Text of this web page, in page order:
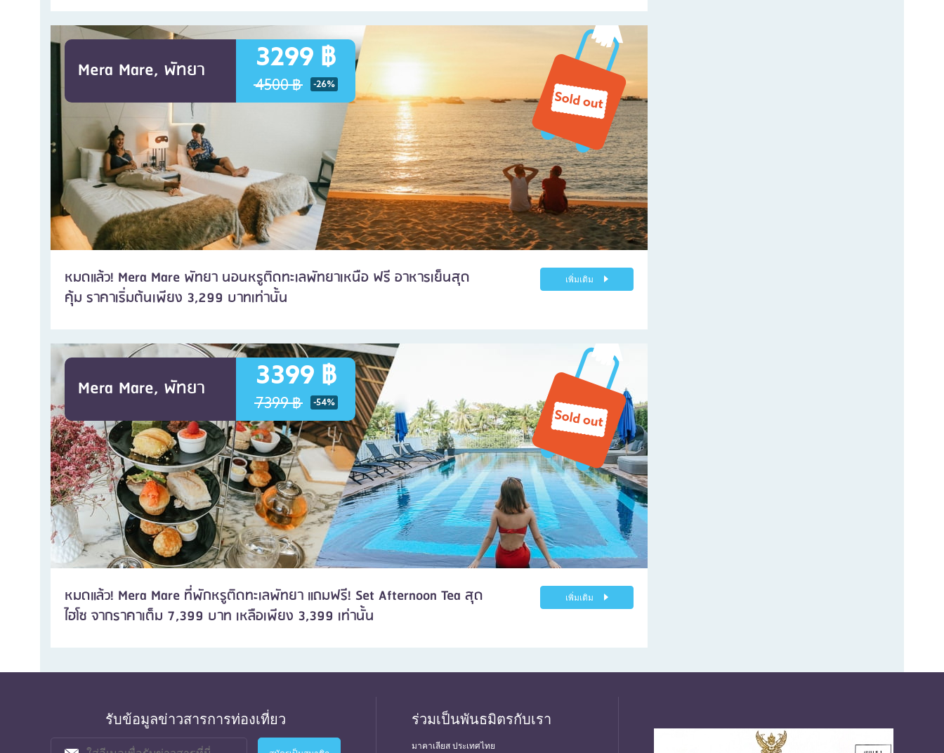
Mera Mare, พัทยา 3299 ฿
4500 ฿ -26%
หมดแล้ว! Mera Mare พัทยา นอนหรูติดทะเลพัทยาเหนือ ฟรี อาหารเย็นสุด
คุ้ม ราคาเริ่มต้นเพียง 3,299 บาทเท่านั้น
เพิ่มเติม
Mera Mare, พัทยา 3399 ฿
7399 ฿ -54%
หมดแล้ว! Mera Mare ที่พักหรูติดทะเลพัทยา แถมฟรี! Set Afternoon Tea สุด
ไฮโซ จากราคาเต็ม 7,399 บาท เหลือเพียง 3,399 เท่านั้น
เพิ่มเติม
รับข้อมูลข่าวสารการท่องเที่ยว ร่วมเป็นพันธมิตรกับเรา
มาคาเลียส ประเทศไทย